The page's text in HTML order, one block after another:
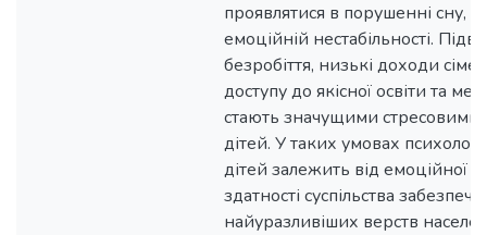
проявлятися в порушенні сну,
емоційній нестабільності.
безробіття, низькі доходи
доступу до якісної освіти та
стають значущими
дітей. У таких умовах
дітей залежить від емоційної
здатності суспільства
найуразливіших верств